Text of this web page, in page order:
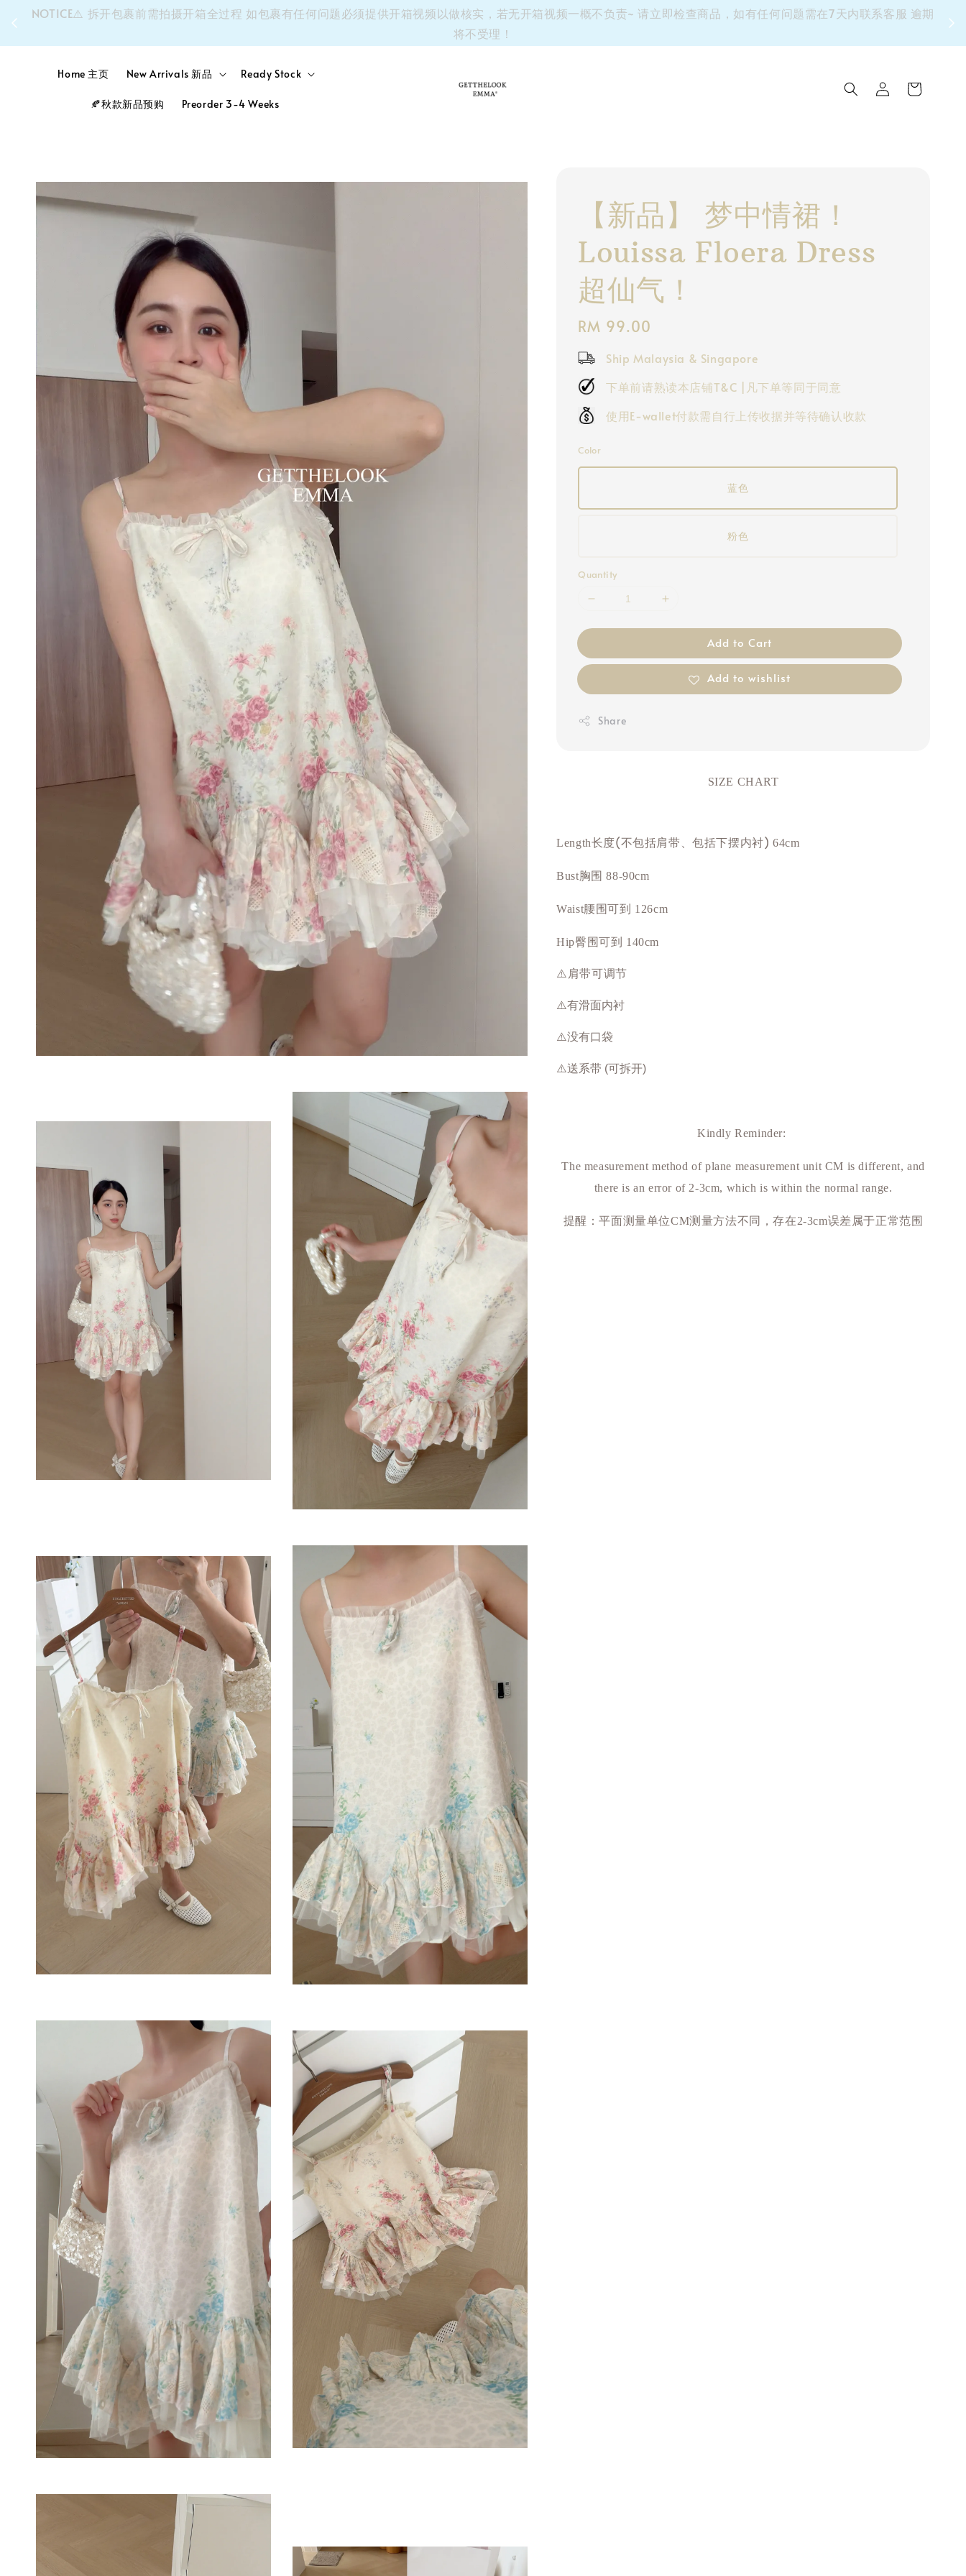
NOTICE⚠️ 拆开包裹前需拍摄开箱全过程 如包裹有任何问题必须提供开箱视频以做核实，若无开箱视频一概不负责~ 请立即检查商品，如有任何问题需在7天内联系客服 逾期
将不受理！
Home 主页 New Arrivals 新品 Ready Stock
🍂秋款新品预购 Preorder 3-4 Weeks
【新品】 梦中情裙！
Louissa Floera Dress
超仙气！
Regular
price
RM 99.00
Ship Malaysia & Singapore
下单前请熟读本店铺T&C |凡下单等同于同意
使用E-wallet付款需自行上传收据并等待确认收款
Color
蓝色
粉色
Quantity
Add to Cart
Add to wishlist
Share
SIZE CHART
Length长度(不包括肩带、包括下摆内衬) 64cm
Bust胸围 88-90cm
Waist腰围可到 126cm
Hip臀围可到 140cm
⚠️肩带可调节
⚠️有滑面内衬
⚠️没有口袋
⚠️送系带 (可拆开)
Kindly Reminder:
The measurement method of plane measurement unit CM is different, and
there is an error of 2-3cm, which is within the normal range.
提醒：平面测量单位CM测量方法不同，存在2-3cm误差属于正常范围